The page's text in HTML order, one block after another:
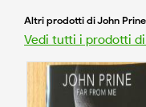
Altri prodotti di John Prine
Vedi tutti i prodotti